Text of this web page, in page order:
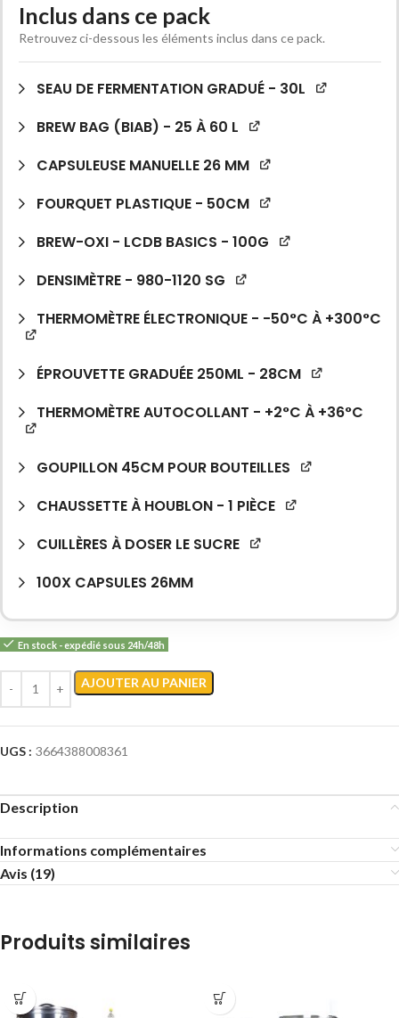
Inclus dans ce pack
Retrouvez ci-dessous les éléments inclus dans ce pack.
SEAU DE FERMENTATION GRADUÉ - 30L
BREW BAG (BIAB) - 25 À 60 L
CAPSULEUSE MANUELLE 26 MM
FOURQUET PLASTIQUE - 50CM
BREW-OXI - LCDB BASICS - 100G
DENSIMÈTRE - 980-1120 SG
THERMOMÈTRE ÉLECTRONIQUE - -50°C À +300°C
ÉPROUVETTE GRADUÉE 250ML - 28CM
THERMOMÈTRE AUTOCOLLANT - +2°C À +36°C
GOUPILLON 45CM POUR BOUTEILLES
CHAUSSETTE À HOUBLON - 1 PIÈCE
CUILLÈRES À DOSER LE SUCRE
100X CAPSULES 26MM
En stock - expédié sous 24h/48h
AJOUTER AU PANIER
UGS : 3664388008361
Description
Informations complémentaires
Avis (19)
Produits similaires